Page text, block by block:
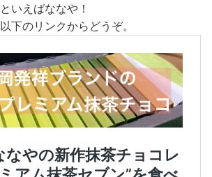
いえばななや！
下のリンクからどうぞ。